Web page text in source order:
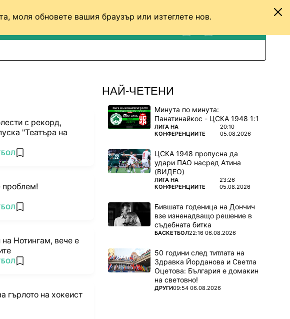
моля обновете вашия браузър или изтеглете нов.
с рекорд,
"Театъра на
add favorites
проблем!
add favorites
на Нотингам, вече е
add favorites
гърлото на хокеист
НАЙ-ЧЕТЕНИ
Минута по минута:
Панатинайкос - ЦСКА 1948 1:1
ПОВЕЧЕ ОТ
ЛИГА НА
КОНФЕРЕНЦИИТЕ
20:10
05.08.2026
ЦСКА 1948 пропусна да
удари ПАО насред Атина
(ВИДЕО)
ПОВЕЧЕ ОТ
ЛИГА НА
КОНФЕРЕНЦИИТЕ
23:26
05.08.2026
Бившата годеница на Дончич
взе изненадващо решение в
съдебната битка
ПОВЕЧЕ ОТ
БАСКЕТБОЛ22:16 06.08.2026
50 години след титлата на
Здравка Йорданова и Светла
Оцетова: България е домакин
на световно!
ПОВЕЧЕ ОТ
ДРУГИ09:54 06.08.2026